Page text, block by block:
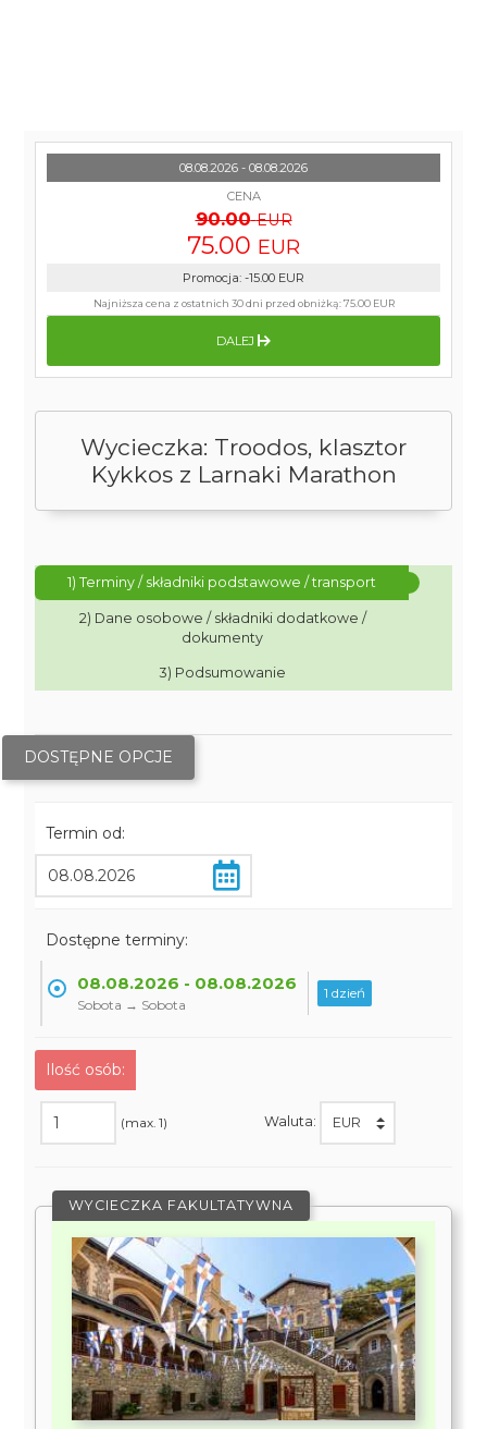
Wycieczka: Troodos, klasztor
Kykkos z Larnaki Marathon
1) Terminy / składniki podstawowe / transport
2) Dane osobowe / składniki dodatkowe /
dokumenty
3) Podsumowanie
DOSTĘPNE OPCJE
Termin od:
Dostępne terminy:
08.08.2026 - 08.08.2026
Sobota → Sobota
1 dzień
Ilość osób:
(max. 1) Waluta:
WYCIECZKA FAKULTATYWNA
08.08.2026 - 08.08.2026
CENA
90.00 EUR
75.00 EUR
Promocja: -15.00 EUR
Najniższa cena z ostatnich 30 dni przed obniżką:75.00 EUR
DALEJ